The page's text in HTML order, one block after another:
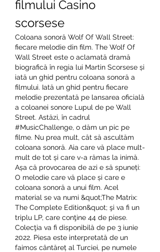
filmului Casino
scorsese
Coloana sonoră Wolf Of Wall Street:
fiecare melodie din film. The Wolf Of
Wall Street este o aclamată dramă
biografică în regia lui Martin Scorsese și
iată un ghid pentru coloana sonoră a
filmului. Iată un ghid pentru fiecare
melodie prezentată pe lansarea oficială
a coloanei sonore Lupul de pe Wall
Street. Astăzi, în cadrul
#MusicChallenge, o dăm un pic pe
filme. Nu prea mult, cât să ascultăm
coloana sonoră. Aia care vă place mult-
mult de tot și care v-a rămas la inimă.
Așa că provocarea de azi e să spuneți:
O melodie care vă place și care e
coloana sonoră a unui film. Acel
material se va numi &quot;The Matrix:
The Complete Edition&quot; şi va fi un
triplu LP, care conţine 44 de piese.
Colecţia va fi disponibilă de pe 3 iunie
2022. Piesa este interpretată de un
faimos cântăreț al Turciei, pe numele